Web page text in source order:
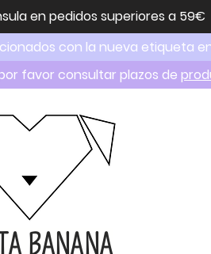
en pedidos superiores a 59€
con la nueva etiqueta
favor consultar plazos de
BANANA